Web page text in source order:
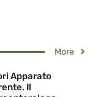
More
Apparato
Il